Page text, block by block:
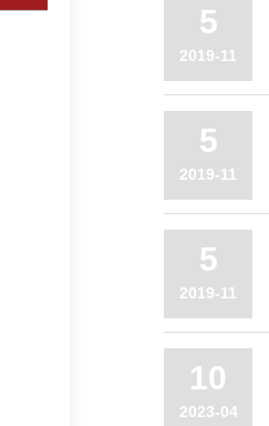
5
2019-11
5
2019-11
5
2019-11
10
2023-04